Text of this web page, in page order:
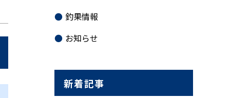
釣果情報
お知らせ
新着記事